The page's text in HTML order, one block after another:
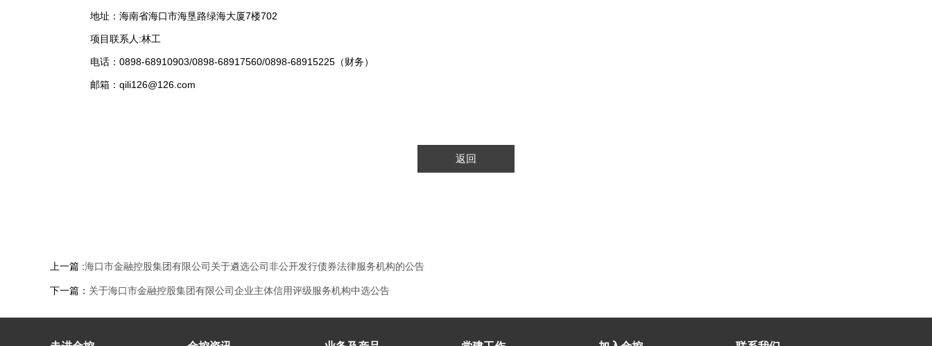
地址：海南省海口市海垦路绿海大厦7楼702
项目联系人:林工
电话：0898-68910903/0898-68917560/0898-68915225（财务）
邮箱：qili126@126.com
返回
上一篇 :海口市金融控股集团有限公司关于遴选公司非公开发行债券法律服务机构的公告
下一篇： 关于海口市金融控股集团有限公司企业主体信用评级服务机构中选公告